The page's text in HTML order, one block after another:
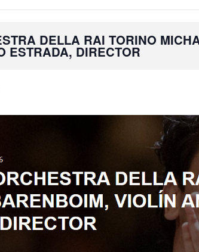
DELLA RAI TORINO
ESTRADA, DIRECTOR